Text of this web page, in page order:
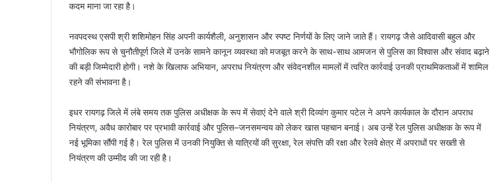
कदम माना जा रहा है।
नवपदस्थ एसपी श्री शशिमोहन सिंह अपनी कार्यशैली, अनुशासन और स्पष्ट निर्णयों के लिए जाने जाते हैं। रायगढ़ जैसे आदिवासी बहुल और
भौगोलिक रूप से चुनौतीपूर्ण जिले में उनके सामने कानून व्यवस्था को मजबूत करने के साथ-साथ आमजन से पुलिस का विश्वास और संवाद बढ़ाने
की बड़ी जिम्मेदारी होगी। नशे के खिलाफ अभियान, अपराध नियंत्रण और संवेदनशील मामलों में त्वरित कार्रवाई उनकी प्राथमिकताओं में शामिल
रहने की संभावना है।
इधर रायगढ़ जिले में लंबे समय तक पुलिस अधीक्षक के रूप में सेवाएं देने वाले श्री दिव्यांग कुमार पटेल ने अपने कार्यकाल के दौरान अपराध
नियंत्रण, अवैध कारोबार पर प्रभावी कार्रवाई और पुलिस–जनसमन्वय को लेकर खास पहचान बनाई। अब उन्हें रेल पुलिस अधीक्षक के रूप में
नई भूमिका सौंपी गई है। रेल पुलिस में उनकी नियुक्ति से यात्रियों की सुरक्षा, रेल संपत्ति की रक्षा और रेलवे क्षेत्र में अपराधों पर सख्ती से
नियंत्रण की उम्मीद की जा रही है।